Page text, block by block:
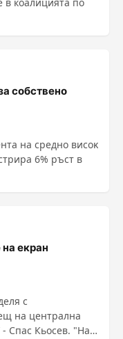
собствено
нa cpeднo виcoĸ
6% pъcт в
екран
с
на централна
Кьосев. "На